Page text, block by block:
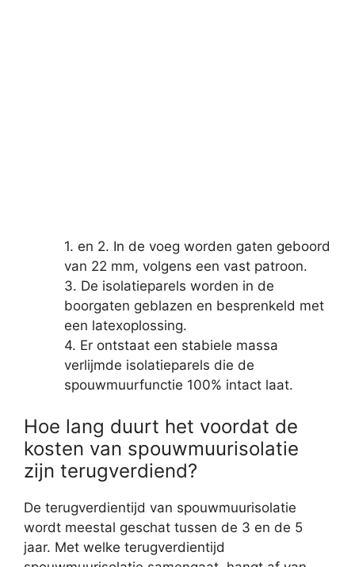
1. en 2. In de voeg worden gaten geboord
van 22 mm, volgens een vast patroon.
3. De isolatieparels worden in de
boorgaten geblazen en besprenkeld met
een latexoplossing.
4. Er ontstaat een stabiele massa
verlijmde isolatieparels die de
spouwmuurfunctie 100% intact laat.
Hoe lang duurt het voordat de
kosten van spouwmuurisolatie
zijn terugverdiend?
De terugverdientijd van spouwmuurisolatie
wordt meestal geschat tussen de 3 en de 5
jaar. Met welke terugverdientijd